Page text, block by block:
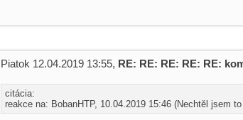
Piatok 12.04.2019 13:55, RE: RE: RE: RE: RE:
citácia:
reakce na: BobanHTP, 10.04.2019 15:46 (Nechtěl jsem